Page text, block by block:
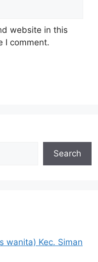
website in this
I comment.
Search
wanita) Kec. Siman